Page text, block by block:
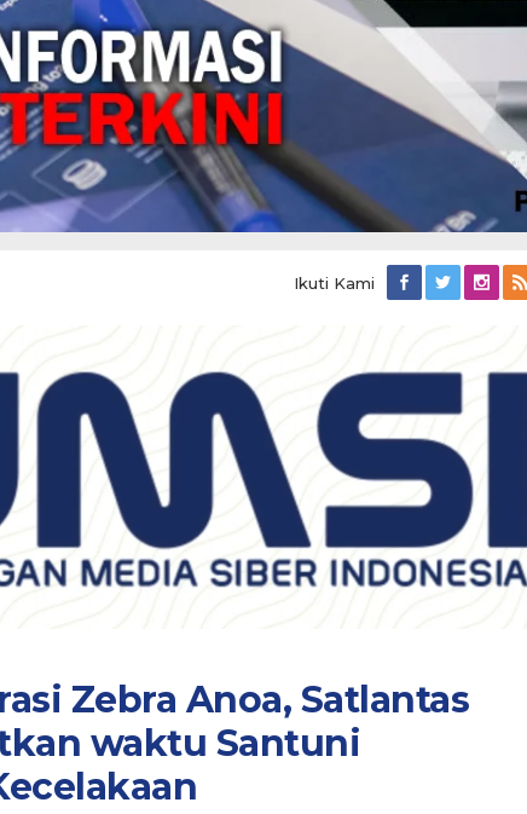
Ikuti Kami
Zebra Anoa, Satlantas
waktu Santuni